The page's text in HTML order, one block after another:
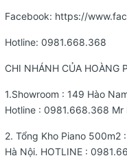
Facebook: https://
Hotline: 0981.668.368
CHI NHÁNH CỦA HOÀNG
1.Showroom : 149 Hào
Hotline : 0981.668.368 Mr
2. Tổng Kho Piano 500m2
Hà Nội. HOTLINE :